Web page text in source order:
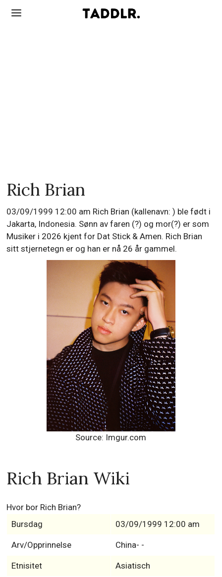
Rich Brian
03/09/1999 12:00 am Rich Brian (kallenavn: ) ble født i
Jakarta, Indonesia. Sønn av faren (?) og mor(?) er som
Musiker i 2026 kjent for Dat Stick & Amen. Rich Brian
sitt stjernetegn er og han er nå 26 år gammel.
Source: Imgur.com
Rich Brian Wiki
Hvor bor Rich Brian?
Bursdag
03/09/1999 12:00 am
Arv/Opprinnelse China- -
Etnisitet Asiatisch